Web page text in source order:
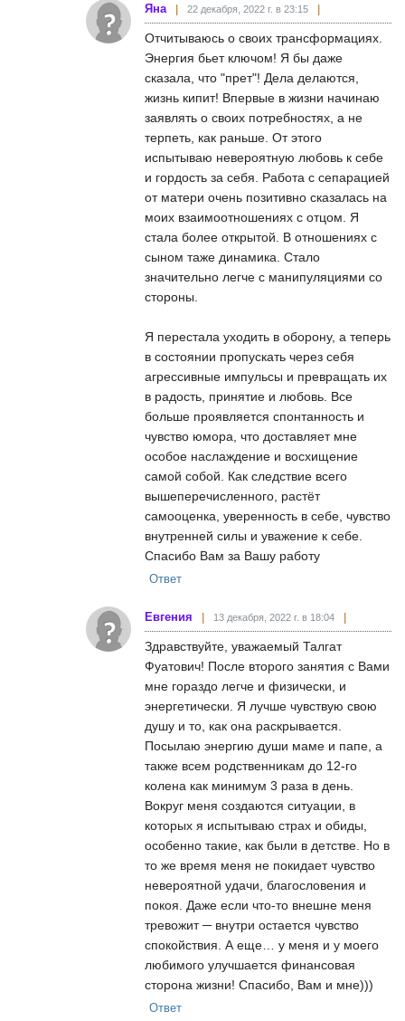
Яна 22 декабря, 2022 г. в 23:15
Отчитываюсь о своих трансформациях.
Энергия бьет ключом! Я бы даже
сказала, что "прет"! Дела делаются,
жизнь кипит! Впервые в жизни начинаю
заявлять о своих потребностях, а не
терпеть, как раньше. От этого
испытываю невероятную любовь к себе
и гордость за себя. Работа с сепарацией
от матери очень позитивно сказалась на
моих взаимоотношениях с отцом. Я
стала более открытой. В отношениях с
сыном таже динамика. Стало
значительно легче с манипуляциями со
стороны.
Я перестала уходить в оборону, а теперь
в состоянии пропускать через себя
агрессивные импульсы и превращать их
в радость, принятие и любовь. Все
больше проявляется спонтанность и
чувство юмора, что доставляет мне
особое наслаждение и восхищение
самой собой. Как следствие всего
вышеперечисленного, растёт
самооценка, уверенность в себе, чувство
внутренней силы и уважение к себе.
Спасибо Вам за Вашу работу
Ответ
Евгения 13 декабря, 2022 г. в 18:04
Здравствуйте, уважаемый Талгат
Фуатович! После второго занятия с Вами
мне гораздо легче и физически, и
энергетически. Я лучше чувствую свою
душу и то, как она раскрывается.
Посылаю энергию души маме и папе, а
также всем родственникам до 12-го
колена как минимум 3 раза в день.
Вокруг меня создаются ситуации, в
которых я испытываю страх и обиды,
особенно такие, как были в детстве. Но в
то же время меня не покидает чувство
невероятной удачи, благословения и
покоя. Даже если что-то внешне меня
тревожит ─ внутри остается чувство
спокойствия. А еще… у меня и у моего
любимого улучшается финансовая
сторона жизни! Спасибо, Вам и мне)))
Ответ